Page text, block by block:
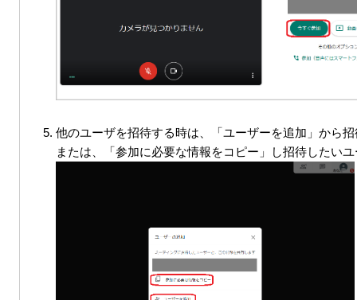
他のユーザを招待する時は、「ユーザーを追加」から
または、「参加に必要な情報をコピー」し招待したい